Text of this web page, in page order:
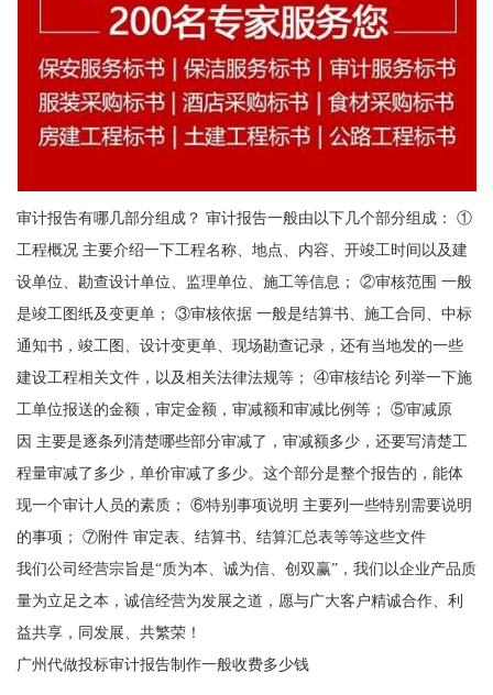
审计报告有哪几部分组成？ 审计报告一般由以下几个部分组成： ①
工程概况 主要介绍一下工程名称、地点、内容、开竣工时间以及建
设单位、勘查设计单位、监理单位、施工等信息； ②审核范围 一般
是竣工图纸及变更单； ③审核依据 一般是结算书、施工合同、中标
通知书，竣工图、设计变更单、现场勘查记录，还有当地发的一些
建设工程相关文件，以及相关法律法规等； ④审核结论 列举一下施
工单位报送的金额，审定金额，审减额和审减比例等； ⑤审减原
因 主要是逐条列清楚哪些部分审减了，审减额多少，还要写清楚工
程量审减了多少，单价审减了多少。这个部分是整个报告的，能体
现一个审计人员的素质； ⑥特别事项说明 主要列一些特别需要说明
的事项； ⑦附件 审定表、结算书、结算汇总表等等这些文件
我们公司经营宗旨是“质为本、诚为信、创双赢”，我们以企业产品质
量为立足之本，诚信经营为发展之道，愿与广大客户精诚合作、利
益共享，同发展、共繁荣！
广州代做投标审计报告制作一般收费多少钱